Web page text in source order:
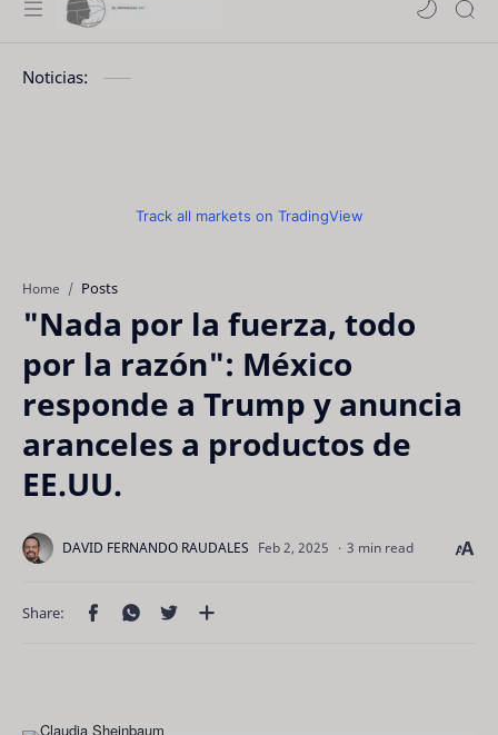
Noticias:
Track all markets on TradingView
Home Posts
"Nada por la fuerza, todo
por la razón": México
responde a Trump y anuncia
aranceles a productos de
EE.UU.
3 min read